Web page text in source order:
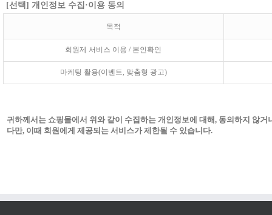
[선택] 개인정보 수집·이용 동의
목적
회원제 서비스 이용 / 본인확인
마케팅 활용(이벤트, 맞춤형 광고)
귀하께서는 쇼핑몰에서 위와 같이 수집하는 개인정보에 대해, 동의하지 않
다만, 이때 회원에게 제공되는 서비스가 제한될 수 있습니다.